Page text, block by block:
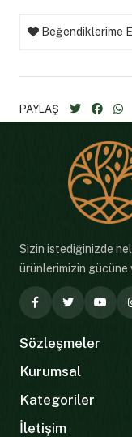
Beğendiklerime
PAYLAŞ
Sizin istediğinizde
ürünlerimizin gücüne
Sözleşmeler
Kurumsal
Kategoriler
İletişim